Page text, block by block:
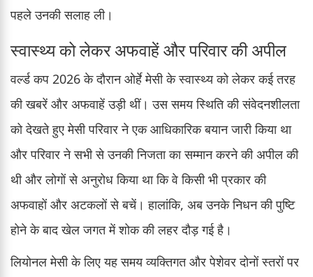
पहले उनकी सलाह ली।
स्वास्थ्य को लेकर अफवाहें और परिवार की अपील
वर्ल्ड कप 2026 के दौरान ओर्हे मेसी के स्वास्थ्य को लेकर कई तरह
की खबरें और अफवाहें उड़ी थीं। उस समय स्थिति की संवेदनशीलता
को देखते हुए मेसी परिवार ने एक आधिकारिक बयान जारी किया था
और परिवार ने सभी से उनकी निजता का सम्मान करने की अपील की
थी और लोगों से अनुरोध किया था कि वे किसी भी प्रकार की
अफवाहों और अटकलों से बचें। हालांकि, अब उनके निधन की पुष्टि
होने के बाद खेल जगत में शोक की लहर दौड़ गई है।
लियोनल मेसी के लिए यह समय व्यक्तिगत और पेशेवर दोनों स्तरों पर